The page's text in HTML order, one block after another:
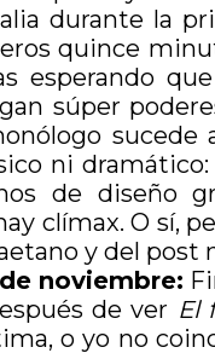
durante la
quince
esperando
súper
ni
de diseño
clímax. O sí,
y del post
noviembre:
de ver El
o yo no